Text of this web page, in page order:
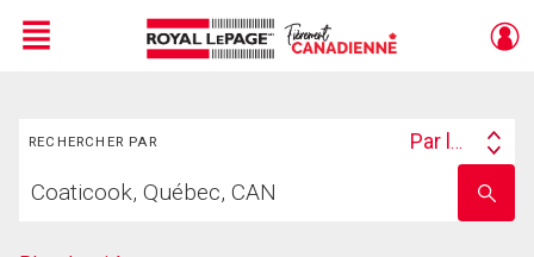
Menu
RECHERCHER PAR
Search
Par lieu
votre
nom